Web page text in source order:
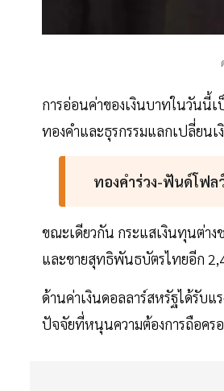
การอ่อนค่าของเงินบาทในวันนี้เ
ทองคำและธุรกรรมแลกเปลี่ยนเ
ทองคำร่วง-ฟันด์โฟล
ขณะเดียวกัน กระแสเงินทุนต่าง
และขายสุทธิพันธบัตรไทยอีก
ด้านค่าเงินดอลลาร์สหรัฐได้รับแ
ปัจจัยที่หนุนความต้องการถือคร